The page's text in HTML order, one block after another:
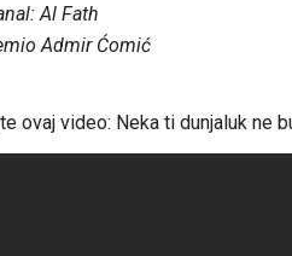
Al Fath
Admir Ćomić
ovaj video: Neka ti dunjaluk ne